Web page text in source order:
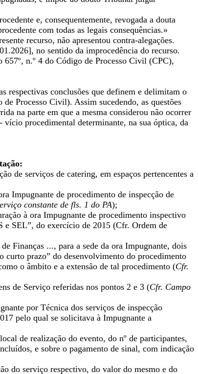
e, consequentemente, revogada a douta
com todas as legais consequências.»
recurso, não apresentou contra-alegações.
no sentido da improcedência do recurso.
n.º 4 do Código de Processo Civil (CPC),
respectivas conclusões que definem e delimitam o
Processo Civil). Assim sucedendo, as questões
na parte em que a mesma considerou não ocorrer
vício procedimental determinante, na sua óptica, da
de serviços de catering, em espaços pertencentes a
Impugnante de procedimento de inspecção de
constante de fls. 1 do PA);
à ora Impugnante de procedimento inspectivo
e SEL”, do exercício de 2015 (Cfr. Ordem de
Finanças ..., para a sede da ora Impugnante, dois
prazo” do desenvolvimento do procedimento
o âmbito e a extensão de tal procedimento (Cfr.
de Serviço referidas nos pontos 2 e 3 (Cfr. Campo
por Técnica dos serviços de inspecção
pelo qual se solicitava à Impugnante a
de realização do evento, do nº de participantes,
e sobre o pagamento de sinal, com indicação
do serviço respectivo, do valor do mesmo e do